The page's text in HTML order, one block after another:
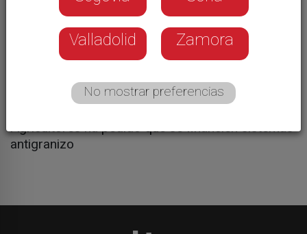
La Junta de Castilla y León ha fracasado con las
dos convocatorias para dotar al campo del
Bierzo de sistemas antiheladas. La última se
saldó con cero solicitudes. Ante esta situación y
no moviendo la administración la condiciones de
Agricultores ha pedido que se financien sistemas
antigranizo
Valladolid Zamora
No mostrar preferencias